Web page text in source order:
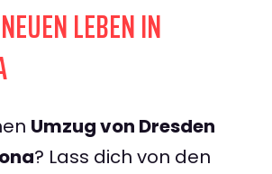
LEBEN IN
Umzug von Dresden
? Lass dich von den